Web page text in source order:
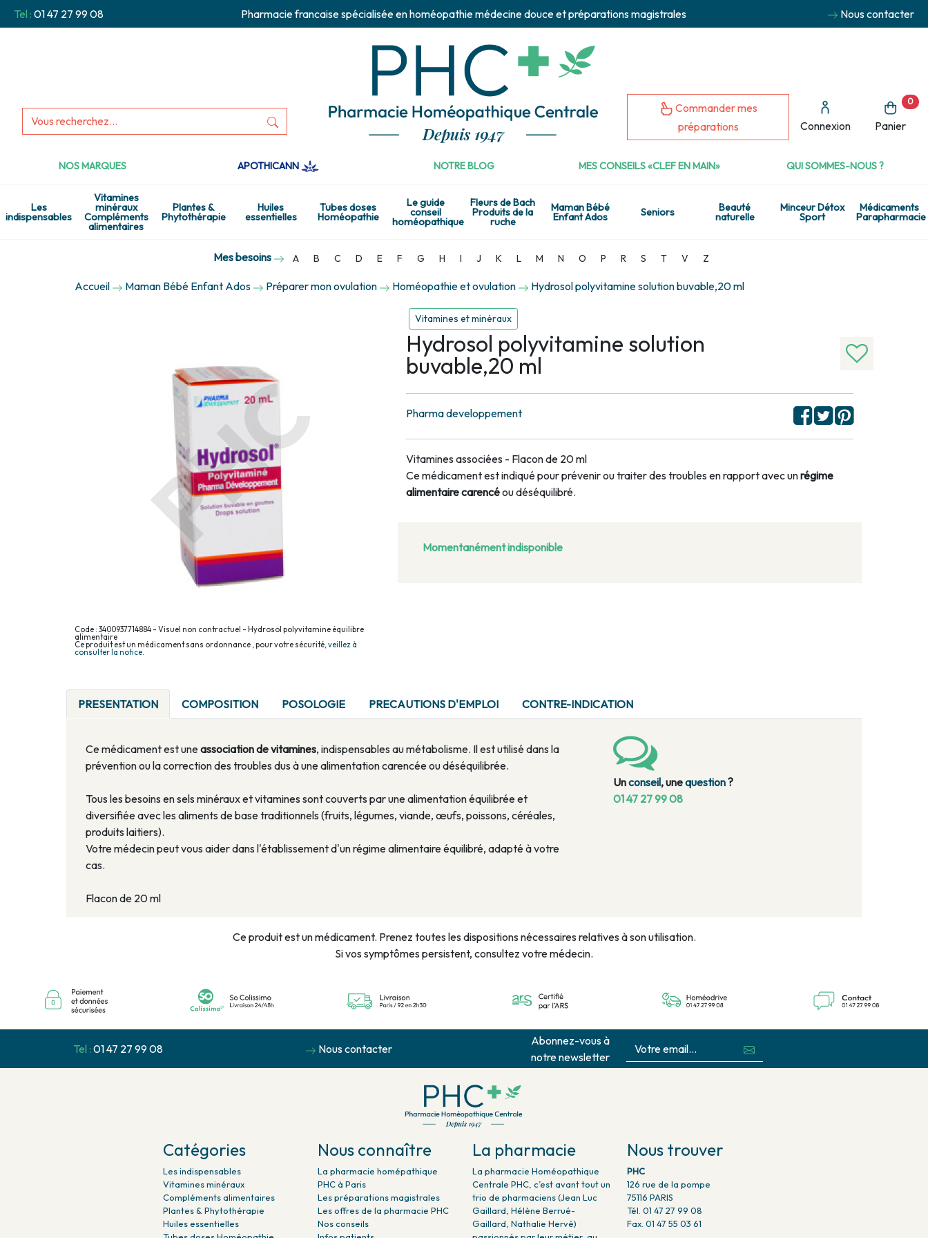
Tel : 01 47 27 99 08 Pharmacie francaise spécialisée en homéopathie médecine douce et préparations magistrales Nous contacter
Commander mes
préparations
Connexion Panier
0
NOS MARQUES APOTHICANN NOTRE BLOG MES CONSEILS «CLEF EN MAIN» QUI SOMMES-NOUS ?
Les
indispensables
Vitamines
minéraux
Compléments
alimentaires
Plantes &
Phytothérapie
Huiles
essentielles
Tubes doses
Homéopathie
Le guide
conseil
homéopathique
Fleurs de Bach
Produits de la
ruche
Maman Bébé
Enfant Ados Seniors Beauté
naturelle
Minceur Détox
Sport
Médicaments
Parapharmacie
Mes besoins A B C D E F G H I J K L M N O P R S T V Z
Accueil Maman Bébé Enfant Ados Préparer mon ovulation Homéopathie et ovulation Hydrosol polyvitamine solution buvable,20 ml
Code : 3400937714884 - Visuel non contractuel - Hydrosol polyvitamine équilibre
alimentaire
Ce produit est un médicament sans ordonnance , pour votre sécurité,veillez à
consulter la notice.
Vitamines et minéraux
Hydrosol polyvitamine solution
buvable,20 ml
Pharma developpement
Vitamines associées - Flacon de 20 ml
Ce médicament est indiqué pourprévenirou traiter des troubles en rapport avec unrégime
alimentaire carencéou déséquilibré.
Momentanément indisponible
PRESENTATION COMPOSITION POSOLOGIE PRECAUTIONS D'EMPLOI CONTRE-INDICATION
Ce médicament est uneassociation de vitamines, indispensables au métabolisme. Il est utilisé dans la
prévention ou la correction des troubles dus à une alimentation carencée ou déséquilibrée.
Tous les besoins en sels minéraux et vitamines sont couverts par une alimentation équilibrée et
diversifiée avec les aliments de base traditionnels (fruits, légumes, viande, œufs, poissons, céréales,
produits laitiers).
Votre médecin peut vous aider dans l'établissement d'un régime alimentaire équilibré, adapté à votre
cas.
Flacon de 20 ml
Unconseil, unequestion?
01 47 27 99 08
Ce produit est un médicament. Prenez toutes les dispositions nécessaires relatives à son utilisation.
Si vos symptômes persistent, consultez votre médecin.
Tel : 01 47 27 99 08 Nous contacter
Abonnez-vous à
notre newsletter
Catégories
Les indispensables
Vitamines minéraux
Compléments alimentaires
Plantes & Phytothérapie
Huiles essentielles
Nous connaître
La pharmacie homépathique
PHC à Paris
Les préparations magistrales
Les offres de la pharmacie PHC
Nos conseils
La pharmacie
La pharmacie Homéopathique
Centrale PHC, c’est avant tout un
trio de pharmaciens (Jean Luc
Gaillard, Hélène Berrué-
Gaillard, Nathalie Hervé)
Nous trouver
PHC
126 rue de la pompe
75116 PARIS
Tél. 01 47 27 99 08
Fax. 01 47 55 03 61